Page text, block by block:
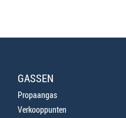
GASSEN
Propaangas
Verkooppunten